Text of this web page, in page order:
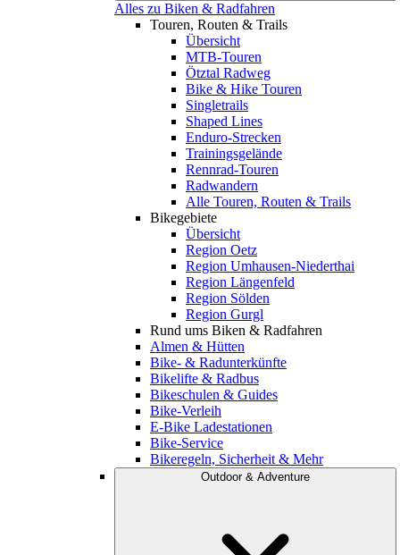
Alles zu Biken & Radfahren
Touren, Routen & Trails
Übersicht
MTB-Touren
Ötztal Radweg
Bike & Hike Touren
Singletrails
Shaped Lines
Enduro-Strecken
Trainingsgelände
Rennrad-Touren
Radwandern
Alle Touren, Routen & Trails
Bikegebiete
Übersicht
Region Oetz
Region Umhausen-Niederthai
Region Längenfeld
Region Sölden
Region Gurgl
Rund ums Biken & Radfahren
Almen & Hütten
Bike- & Radunterkünfte
Bikelifte & Radbus
Bikeschulen & Guides
Bike-Verleih
E-Bike Ladestationen
Bike-Service
Bikeregeln, Sicherheit & Mehr
Outdoor & Adventure